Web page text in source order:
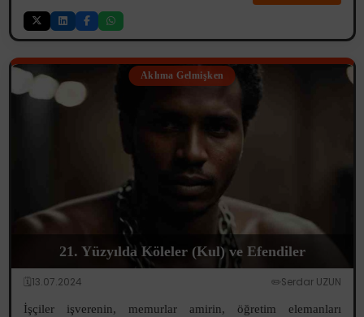
Aklıma Gelmişken
21. Yüzyılda Köleler (Kul) ve Efendiler
🗓️13.07.2024 ✏️Serdar UZUN
İşçiler işverenin, memurlar amirin, öğretim elemanları